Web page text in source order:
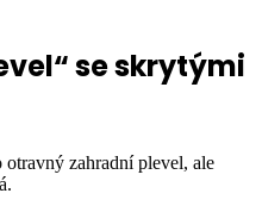
se skrytými
zahradní plevel, ale